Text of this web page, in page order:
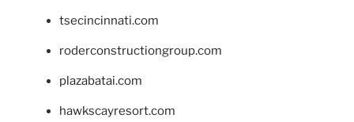
tsecincinnati.com
roderconstructiongroup.com
plazabatai.com
hawkscayresort.com